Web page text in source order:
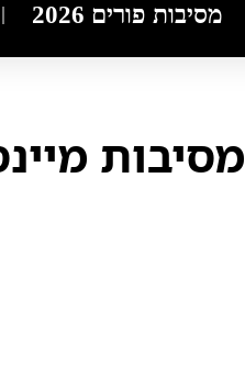
מסיבות פורים 2026
מסיבות